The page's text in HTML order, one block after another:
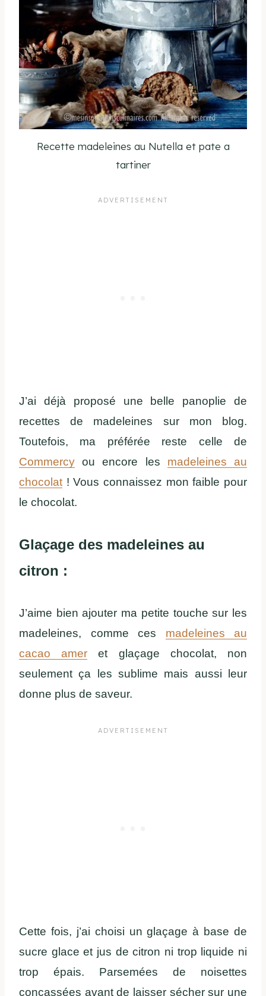
Recette madeleines au Nutella et pate a
tartiner
J’ai déjà proposé une belle panoplie de
recettes de madeleines sur mon blog.
Toutefois, ma préférée reste celle de
Commercy ou encore les madeleines au
chocolat ! Vous connaissez mon faible pour
le chocolat.
Glaçage des madeleines au
citron :
J’aime bien ajouter ma petite touche sur les
madeleines, comme ces madeleines au
cacao amer et glaçage chocolat, non
seulement ça les sublime mais aussi leur
donne plus de saveur.
Cette fois, j’ai choisi un glaçage à base de
sucre glace et jus de citron ni trop liquide ni
trop épais. Parsemées de noisettes
concassées avant de laisser sécher sur une